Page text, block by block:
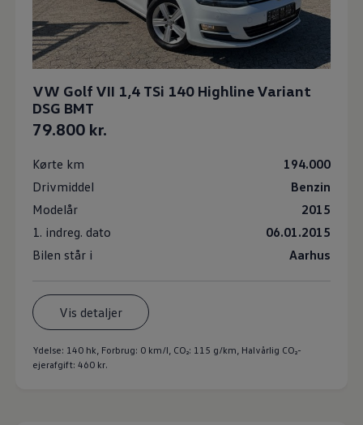
VW Golf VII 1,4 TSi 140 Highline Variant
DSG BMT
79.800 kr.
194.000
Kørte km
Benzin
Drivmiddel
2015
Modelår
06.01.2015
1. indreg. dato
Aarhus
Bilen står i
Vis detaljer
Ydelse: 140 hk, Forbrug: 0 km/l, CO₂: 115 g/km , Halvårlig CO₂-
ejerafgift: 460 kr.